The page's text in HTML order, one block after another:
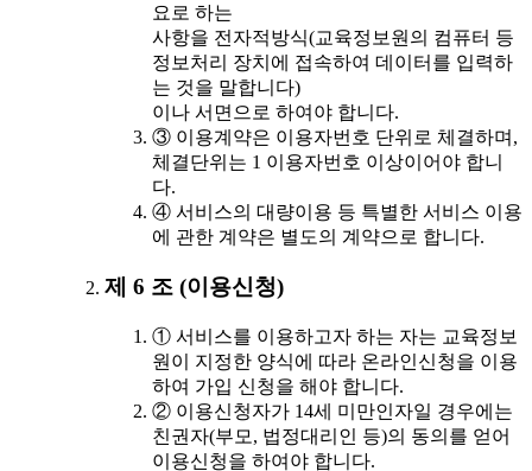
요로 하는
사항을 전자적방식(교육정보원의 컴퓨터 등
정보처리 장치에 접속하여 데이터를 입력하
는 것을 말합니다)
이나 서면으로 하여야 합니다.
③ 이용계약은 이용자번호 단위로 체결하며,
체결단위는 1 이용자번호 이상이어야 합니
다.
④ 서비스의 대량이용 등 특별한 서비스 이용
에 관한 계약은 별도의 계약으로 합니다.
제 6 조 (이용신청)
① 서비스를 이용하고자 하는 자는 교육정보
원이 지정한 양식에 따라 온라인신청을 이용
하여 가입 신청을 해야 합니다.
② 이용신청자가 14세 미만인자일 경우에는
친권자(부모, 법정대리인 등)의 동의를 얻어
이용신청을 하여야 합니다.